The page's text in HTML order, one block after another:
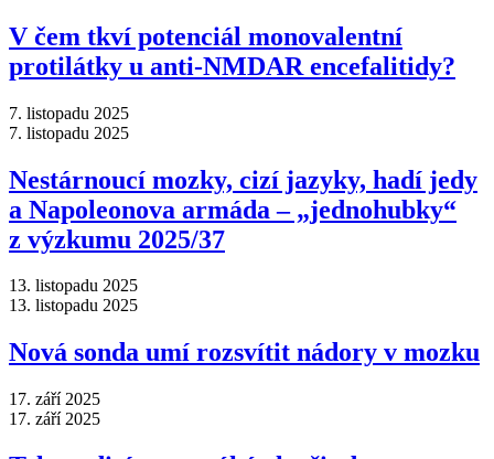
V čem tkví potenciál monovalentní
protilátky u anti-NMDAR encefalitidy?
7. listopadu 2025
7. listopadu 2025
Nestárnoucí mozky, cizí jazyky, hadí jedy
a Napoleonova armáda –⁠ „jednohubky“
z výzkumu 2025/37
13. listopadu 2025
13. listopadu 2025
Nová sonda umí rozsvítit nádory v mozku
17. září 2025
17. září 2025